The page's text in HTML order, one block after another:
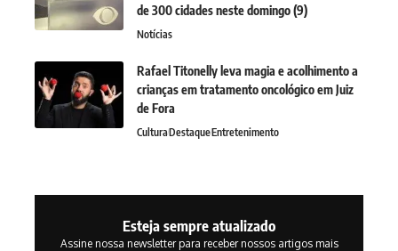
de 300 cidades neste domingo (9)
Notícias
Rafael Titonelly leva magia e acolhimento a
crianças em tratamento oncológico em Juiz
de Fora
CulturaDestaqueEntretenimento
Esteja sempre atualizado
Assine nossa newsletter para receber nossos artigos mais